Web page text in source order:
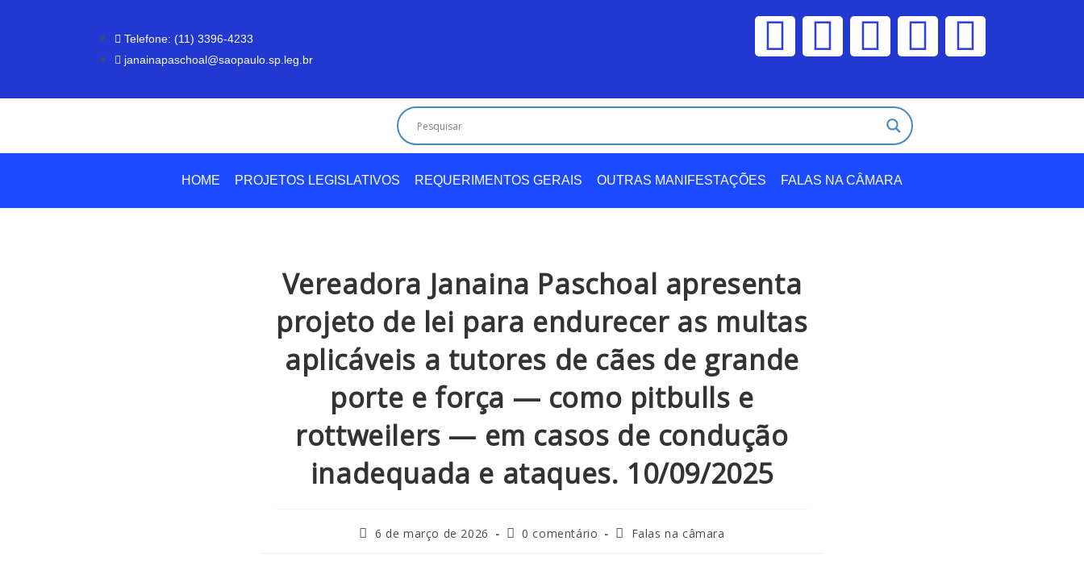
Telefone: (11) 3396-4233
janainapaschoal@saopaulo.sp.leg.br
HOME PROJETOS LEGISLATIVOS REQUERIMENTOS GERAIS OUTRAS MANIFESTAÇÕES FALAS NA CÂMARA
Vereadora Janaina Paschoal apresenta
projeto de lei para endurecer as multas
aplicáveis a tutores de cães de grande
porte e força — como pitbulls e
rottweilers — em casos de condução
inadequada e ataques. 10/09/2025
6 de março de 2026 0 comentário Falas na câmara